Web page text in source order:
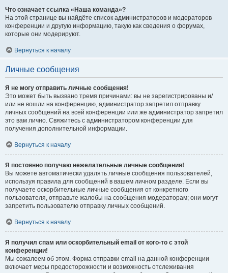
Что означает ссылка «Наша команда»?
На этой странице вы найдёте список администраторов и модераторов
конференции и другую информацию, такую как сведения о форумах,
которые они модерируют.
Вернуться к началу
Личные сообщения
Я не могу отправить личные сообщения!
Это может быть вызвано тремя причинами: вы не зарегистрированы и/
или не вошли на конференцию, администратор запретил отправку
личных сообщений на всей конференции или же администратор запретил
это вам лично. Свяжитесь с администратором конференции для
получения дополнительной информации.
Вернуться к началу
Я постоянно получаю нежелательные личные сообщения!
Вы можете автоматически удалять личные сообщения пользователей,
используя правила для сообщений в вашем личном разделе. Если вы
получаете оскорбительные личные сообщения от конкретного
пользователя, отправьте жалобы на сообщения модераторам; они могут
запретить пользователю отправку личных сообщений.
Вернуться к началу
Я получил спам или оскорбительный email от кого-то с этой
конференции!
Мы сожалеем об этом. Форма отправки email на данной конференции
включает меры предосторожности и возможность отслеживания